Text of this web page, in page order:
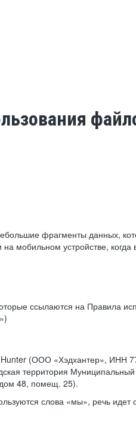
фрагменты данных,
мобильном устройстве,
ссылаются на Правила
(ООО «Хэдхантер», ИНН
территория Муниципальный
48, помещ. 25).
слова «мы», речь